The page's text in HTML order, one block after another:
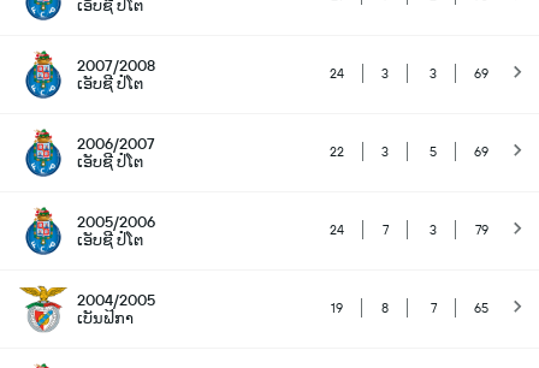
ເອັບຊີ ປໍໂຕ
2007/2008
ເອັບຊີ ປໍໂຕ
24 3 3 69
2006/2007
ເອັບຊີ ປໍໂຕ
22 3 5 69
2005/2006
ເອັບຊີ ປໍໂຕ
24 7 3 79
2004/2005
ເບັນຟິກາ
19 8 7 65